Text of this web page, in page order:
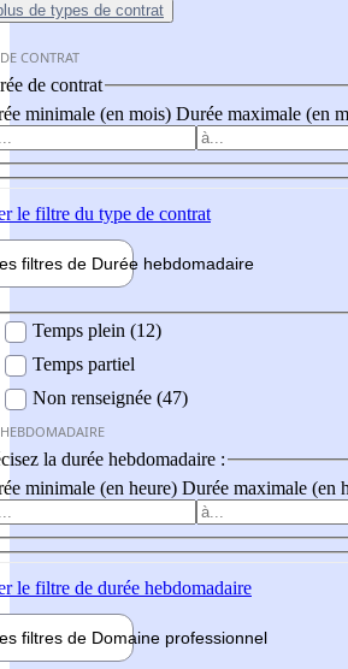
de types de contrat
CONTRAT
de contrat
minimale (en mois) Durée maximale (en
le filtre du type de contrat
filtres de Durée hebdomadaire
Temps plein (12)
Temps partiel
Non renseignée (47)
la durée hebdomadaire :
minimale (en heure) Durée maximale (en
le filtre de durée hebdomadaire
filtres de Domaine professionnel